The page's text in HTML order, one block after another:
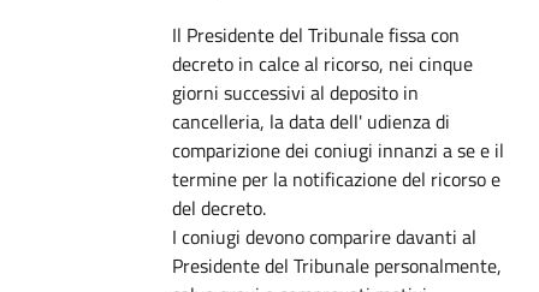
Il Presidente del Tribunale fissa con
decreto in calce al ricorso, nei cinque
giorni successivi al deposito in
cancelleria, la data dell' udienza di
comparizione dei coniugi innanzi a se e il
termine per la notificazione del ricorso e
del decreto.
I coniugi devono comparire davanti al
Presidente del Tribunale personalmente,